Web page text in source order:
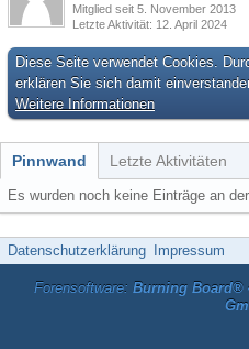
Mitglied seit 5. November 2013
Letzte Aktivität 12. April 2024
Diese Seite verwendet Cookies.
erklären Sie sich damit
Weitere Informationen
Pinnwand Letzte Aktivitäten
Es wurden noch keine Einträge an
Datenschutzerklärung Impressum
Forensoftware: Burning Board®